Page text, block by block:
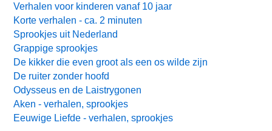
Verhalen voor kinderen vanaf 10 jaar
Korte verhalen - ca. 2 minuten
Sprookjes uit Nederland
Grappige sprookjes
De kikker die even groot als een os wilde zijn
De ruiter zonder hoofd
Odysseus en de Laistrygonen
Aken - verhalen, sprookjes
Eeuwige Liefde - verhalen, sprookjes